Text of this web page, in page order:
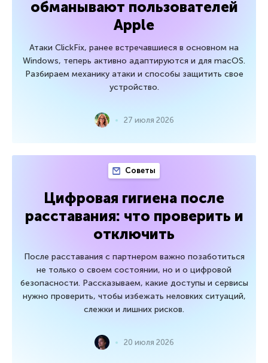
обманывают пользователей
Apple
Атаки ClickFix, ранее встречавшиеся в основном на
Windows, теперь активно адаптируются и для macOS.
Разбираем механику атаки и способы защитить свое
устройство.
27 июля 2026
Советы
Цифровая гигиена после
расставания: что проверить и
отключить
После расставания с партнером важно позаботиться
не только о своем состоянии, но и о цифровой
безопасности. Рассказываем, какие доступы и сервисы
нужно проверить, чтобы избежать неловких ситуаций,
слежки и лишних рисков.
20 июля 2026